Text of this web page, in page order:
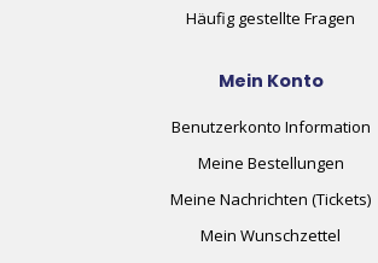
Häufig gestellte Fragen
Mein Konto
Benutzerkonto Information
Meine Bestellungen
Meine Nachrichten (Tickets)
Mein Wunschzettel